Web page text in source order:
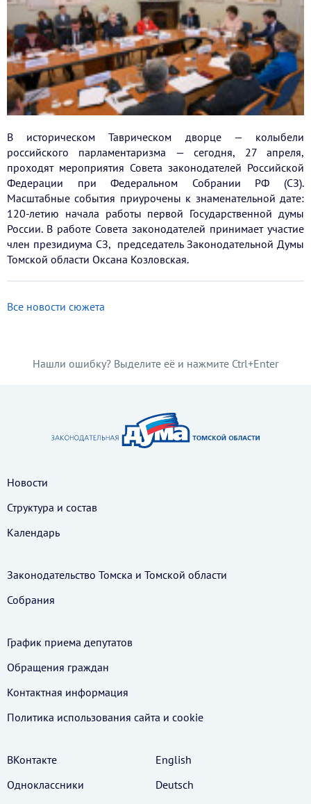
В историческом Таврическом дворце — колыбели
российского парламентаризма — сегодня, 27 апреля,
проходят мероприятия Совета законодателей Российской
Федерации при Федеральном Собрании РФ (СЗ).
Масштабные события приурочены к знаменательной дате:
120-летию начала работы первой Государственной думы
России. В работе Совета законодателей принимает участие
член президиума СЗ, председатель Законодательной Думы
Томской области Оксана Козловская.
Все новости сюжета
Нашли ошибку? Выделите её и нажмите Ctrl+Enter
Новости
Структура и состав
Календарь
Законодательство Томска и Томской области
Собрания
График приема депутатов
Обращения граждан
Контактная информация
Политика использования cайта и cookie
ВКонтакте
Одноклассники
English
Deutsch